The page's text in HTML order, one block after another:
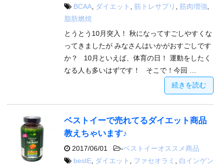
BCAA, ダイエット , 筋トレサプリ , 筋肉増強,
脂肪燃焼
とうとう10月突入！ 秋になってすごしやすくな
ってきましたが みなさんはいかがおすごしです
か？ 10月といえば、体育の日！ 運動をしたく
なる人も多いはずです！ そこで！今回 …
続きを読む
ベストイーで売れてるダイエット商品
教えちゃいます♪
2017/06/01 -ベストイーオススメ商品
bestE
ダイエット ファセオラミ 白インゲン